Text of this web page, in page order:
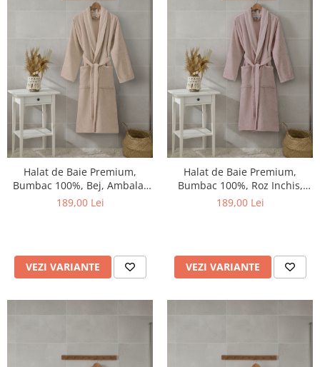
Halat de Baie Premium,
Bumbac 100%, Bej, Ambalat
in Cutie Cadou
189,00 Lei
VEZI VARIANTE
Halat de Baie Premium,
Bumbac 100%, Roz Inchis,
Ambalat in Cutie Cadou
189,00 Lei
VEZI VARIANTE